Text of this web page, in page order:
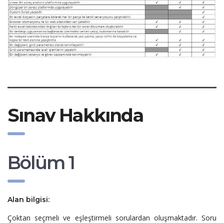
Sınav Hakkında
Bölüm 1
Alan bilgisi:
Çoktan seçmeli ve eşleştirmeli sorulardan oluşmaktadır. Soru